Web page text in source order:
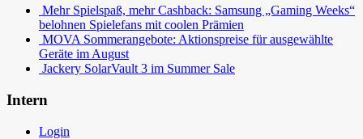
Mehr Spielspaß, mehr Cashback: Samsung „Gaming Weeks“
belohnen Spielefans mit coolen Prämien
MOVA Sommerangebote: Aktionspreise für ausgewählte
Geräte im August
Jackery SolarVault 3 im Summer Sale
Intern
Login